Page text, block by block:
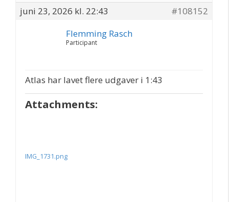
juni 23, 2026 kl. 22:43
#108152
Flemming Rasch
Participant
Atlas har lavet flere udgaver i 1:43
Attachments:
IMG_1731.png